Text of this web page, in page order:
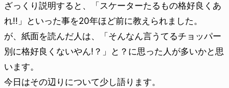
ざっくり説明すると、「スケーターたるもの格好良くあ
れ!!」といった事を20年ほど前に教えられました。
が、紙面を読んだ人は、「そんなん言うてるチョッパー
別に格好良くないやん!？」と？に思った人が多いかと思
います。
今日はその辺りについて少し語ります。